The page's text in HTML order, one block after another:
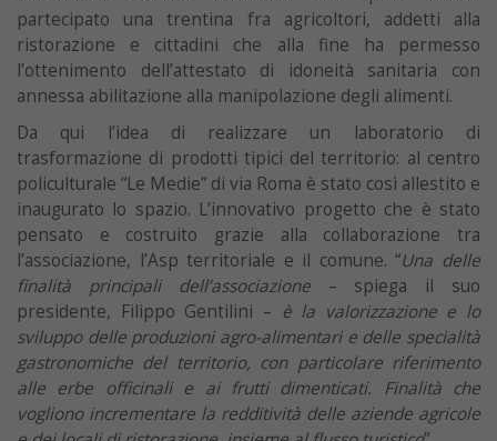
partecipato una trentina fra agricoltori, addetti alla
ristorazione e cittadini che alla fine ha permesso
l’ottenimento dell’attestato di idoneità sanitaria con
annessa abilitazione alla manipolazione degli alimenti.
Da qui l’idea di realizzare un laboratorio di
trasformazione di prodotti tipici del territorio: al centro
policulturale “Le Medie” di via Roma è stato così allestito e
inaugurato lo spazio. L’innovativo progetto che è stato
pensato e costruito grazie alla collaborazione tra
l’associazione, l’Asp territoriale e il comune. “Una delle
finalità principali dell’associazione– spiega il suo
presidente, Filippo Gentilini – è la valorizzazione e lo
sviluppo delle produzioni agro-alimentari e delle specialità
gastronomiche del territorio, con particolare riferimento
alle erbe officinali e ai frutti dimenticati. Finalità che
vogliono incrementare la redditività delle aziende agricole